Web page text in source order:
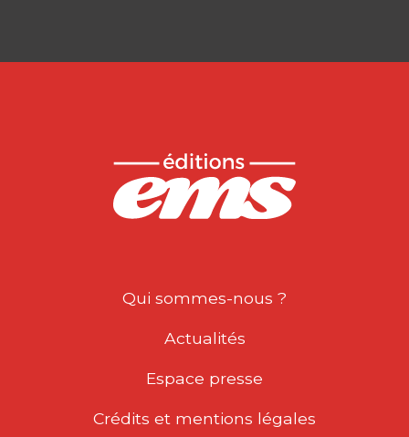
Qui sommes-nous ?
Actualités
Espace presse
Crédits et mentions légales